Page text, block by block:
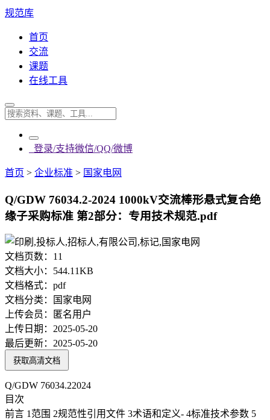
规范库
首页
交流
课题
在线工具
登录/支持微信/QQ/微博
首页 > 企业标准 > 国家电网
Q/GDW 76034.2-2024 1000kV交流棒形悬式复合绝
缘子采购标准 第2部分：专用技术规范.pdf
文档页数： 11
文档大小： 544.11KB
文档格式： pdf
文档分类：
国家电网
上传会员：
匿名用户
上传日期： 2025-05-20
最后更新： 2025-05-20
获取高清文档
Q/GDW 76034.22024
目次
前言 1范围 2规范性引用文件 3术语和定义- 4标准技术参数 5